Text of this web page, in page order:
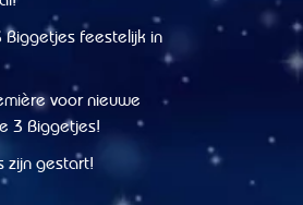
Biggetjes feestelijk in
voor nieuwe
3 Biggetjes!
zijn gestart!